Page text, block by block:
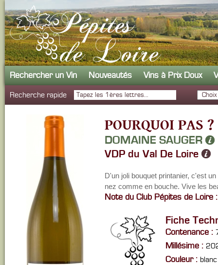
Rechercher un Vin Nouveautés Vins à Prix Doux
Recherche rapide
POURQUOI PAS
DOMAINE SAUGER
VDP du Val De Loire
D'un joli bouquet printanier, c'est
nez comme en bouche. Vive les
Note du Club Pépites de Loire :
Fiche
Contenance :
Millésime :
Couleur :